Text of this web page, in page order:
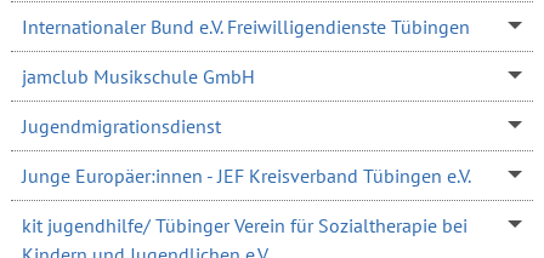
Internationaler Bund e.V. Freiwilligendienste Tübingen
jamclub Musikschule GmbH
Jugendmigrationsdienst
Junge Europäer:innen - JEF Kreisverband Tübingen e.V.
kit jugendhilfe/ Tübinger Verein für Sozialtherapie bei